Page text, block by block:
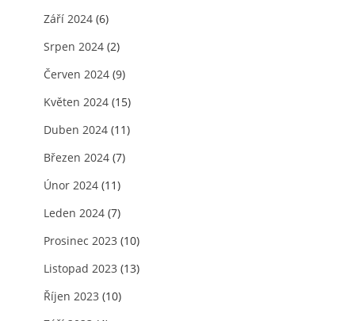
Září 2024 (6)
Srpen 2024 (2)
Červen 2024 (9)
Květen 2024 (15)
Duben 2024 (11)
Březen 2024 (7)
Únor 2024 (11)
Leden 2024 (7)
Prosinec 2023 (10)
Listopad 2023 (13)
Říjen 2023 (10)